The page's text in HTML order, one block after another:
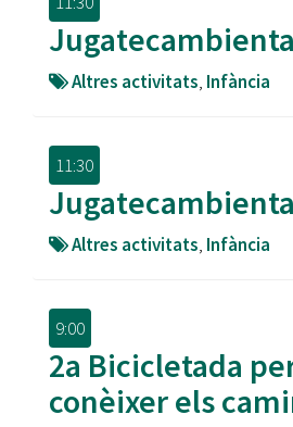
Altres activitats, Infància
11:30
Altres activitats, Infància
9:00
2a Bicicletada
conèixer els